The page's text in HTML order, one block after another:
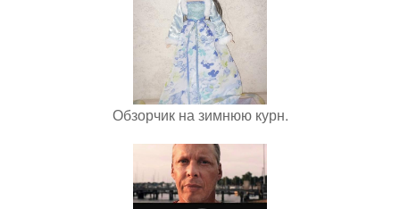
Обзорчик на зимнюю курн.